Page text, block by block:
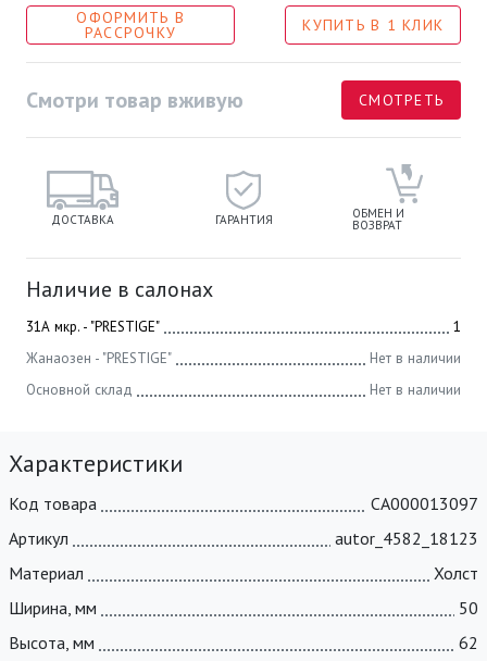
ОФОРМИТЬ В
РАССРОЧКУ КУПИТЬ В 1 КЛИК
Смотри товар вживую СМОТРЕТЬ
ДОСТАВКА ГАРАНТИЯ ОБМЕН И
ВОЗВРАТ
Наличие в салонах
31А мкр. - "PRESTIGE"
1
Жанаозен - "PRESTIGE"
Нет в наличии
Основной склад
Нет в наличии
Характеристики
Код товара
СА000013097
Артикул
autor_4582_18123
Материал
Холст
Ширина, мм
50
Высота, мм
62